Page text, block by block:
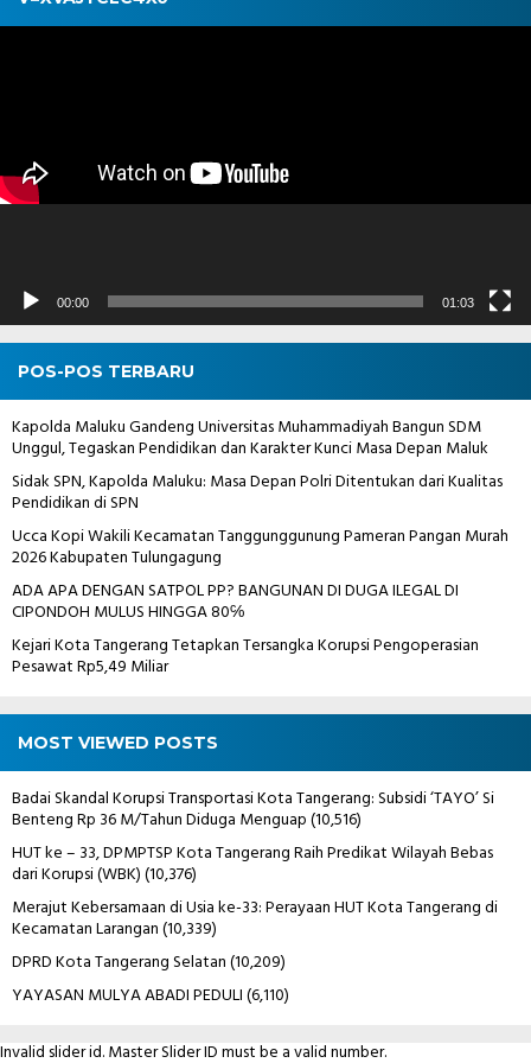
Pemutar
00:00 01:03
POS-POS TERBARU
Kapolda Maluku Gandeng Universitas Muhammadiyah Bangun SDM
Unggul, Tegaskan Pendidikan dan Karakter Kunci Masa Depan Maluk
Sidak SPN, Kapolda Maluku: Masa Depan Polri Ditentukan dari Kualitas
Pendidikan di SPN
Ucca Kopi Wakili Kecamatan Tanggunggunung Pameran Pangan Murah
2026 Kabupaten Tulungagung
ADA APA DENGAN SATPOL PP? BANGUNAN DI DUGA ILEGAL DI
CIPONDOH MULUS HINGGA 80℅
Kejari Kota Tangerang Tetapkan Tersangka Korupsi Pengoperasian
Pesawat Rp5,49 Miliar
MOST VIEWED POSTS
Badai Skandal Korupsi Transportasi Kota Tangerang: Subsidi ‘TAYO’ Si
Benteng Rp 36 M/Tahun Diduga Menguap(10,516)
HUT ke – 33, DPMPTSP Kota Tangerang Raih Predikat Wilayah Bebas
dari Korupsi (WBK)(10,376)
Merajut Kebersamaan di Usia ke-33: Perayaan HUT Kota Tangerang di
Kecamatan Larangan(10,339)
DPRD Kota Tangerang Selatan(10,209)
YAYASAN MULYA ABADI PEDULI(6,110)
Invalid slider id. Master Slider ID must be a valid number.